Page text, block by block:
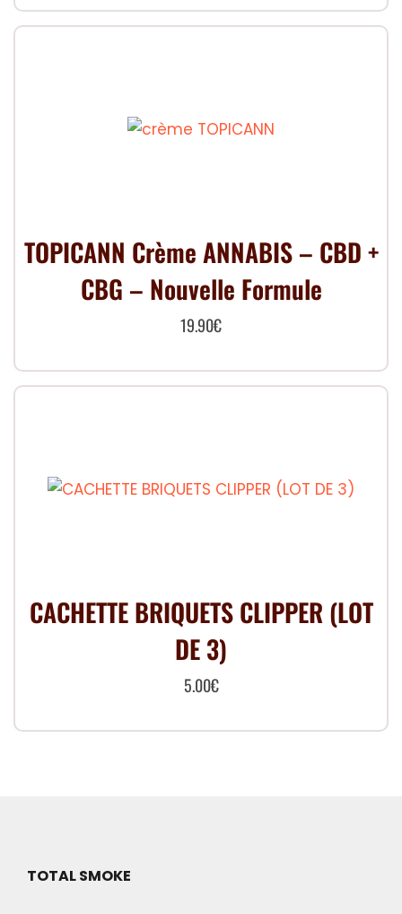
TOPICANN Crème ANNABIS – CBD +
CBG – Nouvelle Formule
19.90€
CACHETTE BRIQUETS CLIPPER (LOT
DE 3)
5.00€
TOTAL SMOKE